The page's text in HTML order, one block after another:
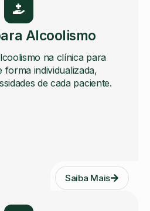
Alcoolismo
na clínica para
forma individualizada,
de cada paciente.
Saiba Mais